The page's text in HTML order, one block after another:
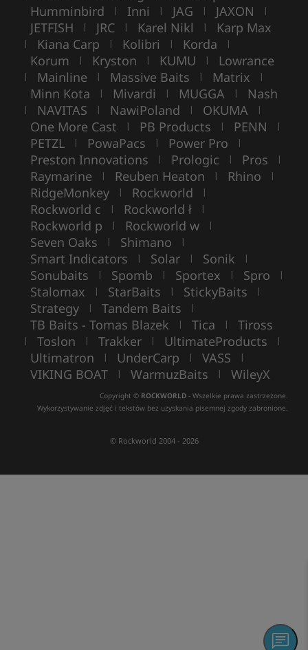
Humminbird | Inni | JAG | JAXON |
JETFISH | JRC | Karel Nikl | Karp Max
| Kiana Carp | Kolibri | Korda |
Korum | Kryston | KUMU | Lowrance
| Mainline | Massive Baits | Matrix |
Minn Kota | Mivardi | MUGGA | Nash
| NAVITAS | NawiPoland | OKUMA |
One More Cast | PB Products | PENN |
PETZL | PowaPacs | Power Pro |
Preston Innovations | Prologic | Pros |
Raymarine | Reuben Heaton | Rhino |
RidgeMonkey | Rockworld |
Rockworld c | Rockworld ł |
Rockworld p | Rockworld w |
Seven Oaks | Shimano |
Smart Indicators | Solar | Sonik |
Sonubaits | Spomb | Sportex | Spro |
Stalomax | StarBaits | StickyBaits |
Strategy | Tandem Baits |
TB Baits - Tomas Blazek | Tica | Tiross
| Toslon | Trakker | UltimateProducts |
Ultimatron | UnderCarp | VASS |
VIKING BOAT | WarmuzBaits | WileyX
Copyright © ROCKWORLD - Wszelkie prawa zastrzeżone.
Wykorzystywanie zdjęć i tekstów bez uzyskania pisemnej zgody zabronione.
© Rockworld 2004 - 2026